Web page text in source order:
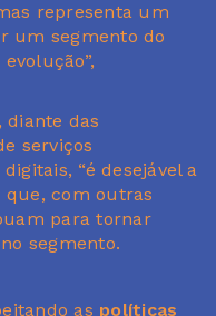
representa um
um segmento do
diante das
serviços
“é desejável a
que, com outras
para tornar
segmento.
as políticas